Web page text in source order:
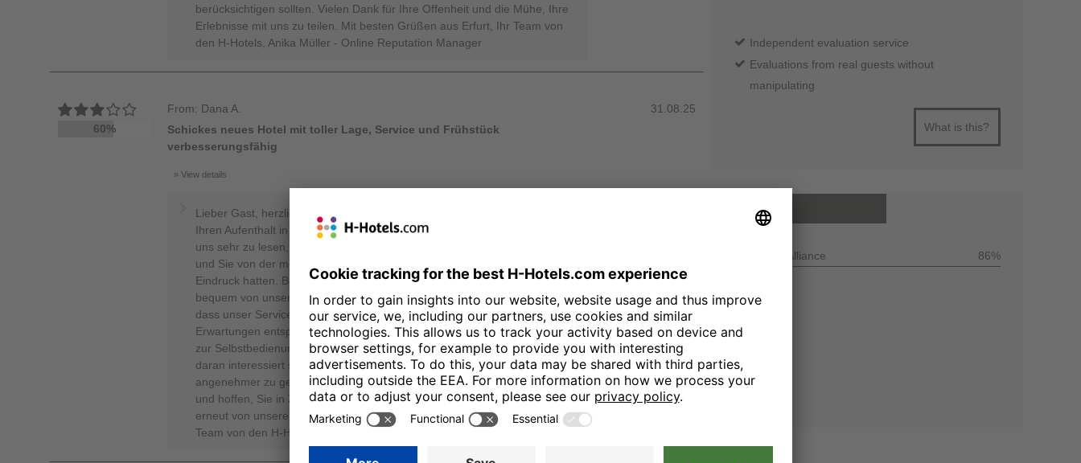
berücksichtigen sollten. Vielen Dank für Ihre Offenheit und die Mühe, Ihre
Erlebnisse mit uns zu teilen. Mit besten Grüßen aus Erfurt, Ihr Team von
den H-Hotels, Anika Müller - Online Reputation Manager
60%
From: Dana A.
Schickes neues Hotel mit toller Lage, Service und Frühstück
verbesserungsfähig
View details
Lieber Gast, herzlichen Dank, dass Sie sich die Zeit genommen haben,
Ihren Aufenthalt in unserem Hotel so ausführlich zu bewerten. Es freut
uns sehr zu lesen, dass Ihnen die zentrale Lage unseres Hauses zusagt
und Sie von der modernen Ausstattung des Hotels einen positiven
Eindruck hatten. Besonders schön ist es zu wissen, dass Sie die Altstadt
bequem von unserem Standort aus erkunden konnten. Wir bedauern,
dass unser Service und das Frühstückskonzept nicht überall Ihren
Erwartungen entsprochen haben. Ihr Hinweis zum Roomservice sowie
zur Selbstbedienung beim Frühstück ist für uns sehr wertvoll, da wir stets
daran interessiert sind, den Aufenthalt für unsere Gäste noch
angenehmer zu gestalten. Wir danken Ihnen für Ihr offenes Feedback
und hoffen, Sie in Zukunft wieder bei uns begrüßen zu dürfen, um Sie
erneut von unseren Stärken zu überzeugen. Mit herzlichen Grüßen, Ihr
Team von den H-Hotels, Anika Müller - Online Reputation Manager
31.08.25
Independent evaluation service
Evaluations from real guests without
manipulating
What is this?
All reviews
Customer Alliance 86%